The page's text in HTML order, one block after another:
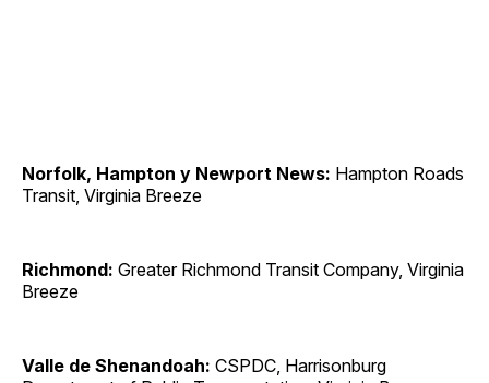
Norfolk, Hampton y Newport News: Hampton Roads
Transit, Virginia Breeze
Richmond: Greater Richmond Transit Company, Virginia
Breeze
Valle de Shenandoah: CSPDC, Harrisonburg